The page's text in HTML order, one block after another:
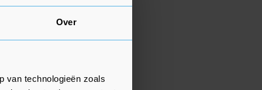
Over
van technologieën zoals